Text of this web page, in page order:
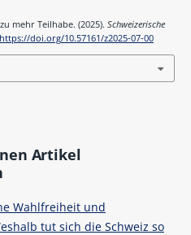
mehr Teilhabe. (2025). Schweizerische
https://doi.org/10.57161/z2025-07-00
Artikel
Wahlfreiheit und
tut sich die Schweiz so